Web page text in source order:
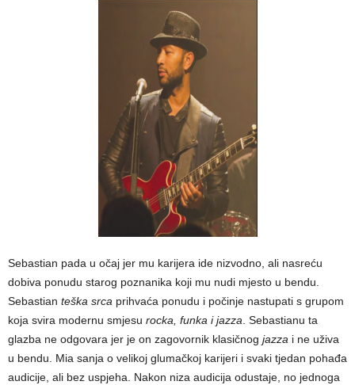
Sebastian pada u očaj jer mu karijera ide nizvodno, ali nasreću
dobiva ponudu starog poznanika koji mu nudi mjesto u bendu.
Sebastian teška srca prihvaća ponudu i počinje nastupati s grupom
koja svira modernu smjesu rocka, funka i jazza . Sebastianu ta
glazba ne odgovara jer je on zagovornik klasičnog jazza i ne uživa
u bendu. Mia sanja o velikoj glumačkoj karijeri i svaki tjedan pohađa
audicije, ali bez uspjeha. Nakon niza audicija odustaje, no jednoga